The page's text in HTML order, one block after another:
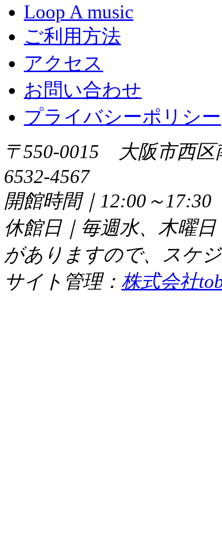
Loop A music
ご利用方法
アクセス
お問い合わせ
プライバシーポリシー
〒550-0015 大阪市西
6532-4567
開館時間｜12:00～
休館日｜毎週水、木曜
がありますので、スケ
サイト管理： 株式会社